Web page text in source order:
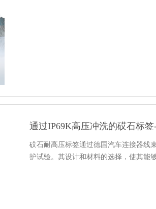
通过IP69K高压冲洗的砹石标
砹石耐高压标签通过德国汽车连接器线
护试验。其设计和材料的选择，使其能